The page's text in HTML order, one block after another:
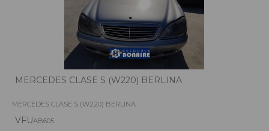
MERCEDES CLASE S (W220) BERLINA
MERCEDES CLASE S (W220) BERLINA
VFUAB605